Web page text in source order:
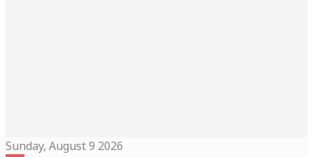
Sunday, August 9 2026